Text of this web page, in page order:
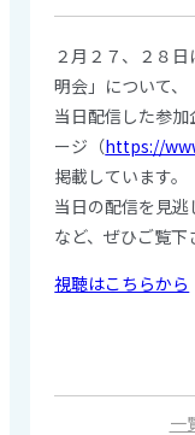
２月２７、２８
明会」について、
当日配信した参
ージ（https://
掲載しています。
当日の配信を見
など、ぜひご覧下
視聴はこちらから
一